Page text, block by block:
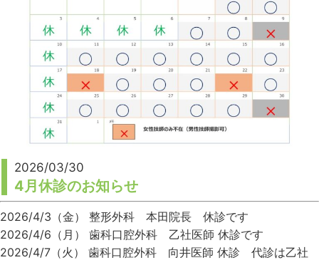
2026/03/30
4月休診のお知らせ
2026/4/3（金） 整形外科 本田院長 休診です
2026/4/6（月） 歯科口腔外科 乙社医師 休診です
2026/4/7（火） 歯科口腔外科 向井医師 休診 代診は乙社